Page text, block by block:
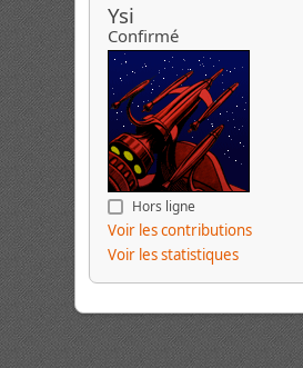
Ysi
Confirmé
Hors ligne
Voir les contributions
Voir les statistiques